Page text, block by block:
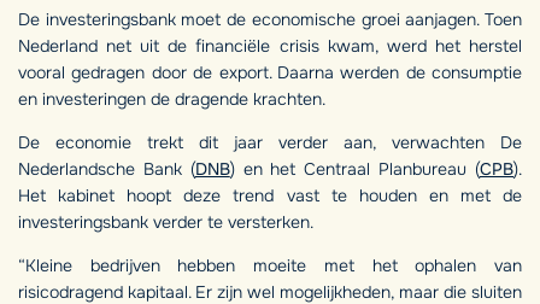
De investeringsbank moet de economische groei aanjagen. Toen
Nederland net uit de financiële crisis kwam, werd het herstel
vooral gedragen door de export. Daarna werden de consumptie
en investeringen de dragende krachten.
De economie trekt dit jaar verder aan, verwachten De
Nederlandsche Bank (DNB) en het Centraal Planbureau (CPB).
Het kabinet hoopt deze trend vast te houden en met de
investeringsbank verder te versterken.
“Kleine bedrijven hebben moeite met het ophalen van
risicodragend kapitaal. Er zijn wel mogelijkheden, maar die sluiten